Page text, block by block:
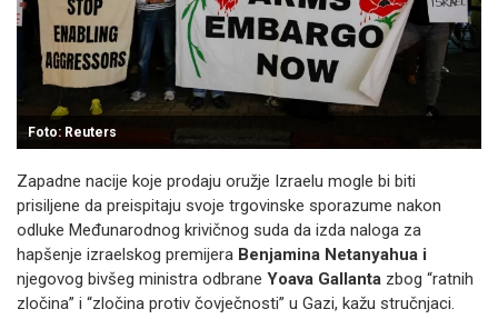
Foto: Reuters
Zapadne nacije koje prodaju oružje Izraelu mogle bi biti
prisiljene da preispitaju svoje trgovinske sporazume nakon
odluke Međunarodnog krivičnog suda da izda naloga za
hapšenje izraelskog premijera Benjamina Netanyahua i
njegovog bivšeg ministra odbrane Yoava Gallanta zbog “ratnih
zločina” i “zločina protiv čovječnosti” u Gazi, kažu stručnjaci.